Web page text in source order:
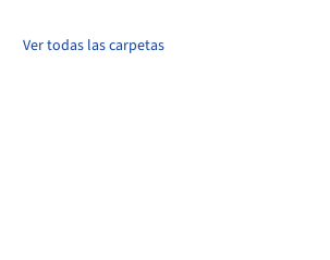
Ver todas las carpetas